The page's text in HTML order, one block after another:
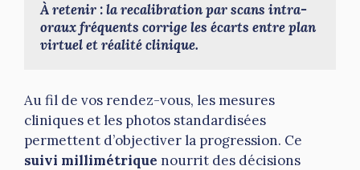
À retenir : la recalibration par scans intra-
oraux fréquents corrige les écarts entre plan
virtuel et réalité clinique.
Au fil de vos rendez-vous, les mesures
cliniques et les photos standardisées
permettent d’objectiver la progression. Ce
suivi millimétrique nourrit des décisions